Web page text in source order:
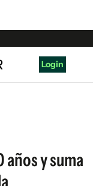
Login
y suma